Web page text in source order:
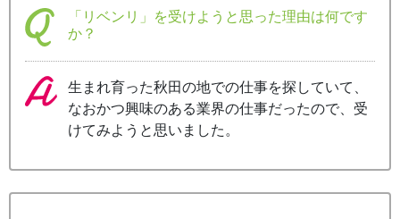
「リベンリ」を受けようと思った理由は何です
か？
生まれ育った秋田の地での仕事を探していて、
なおかつ興味のある業界の仕事だったので、受
けてみようと思いました。